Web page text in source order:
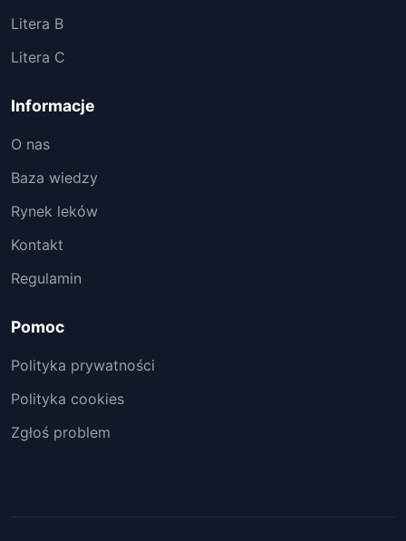
Litera B
Litera C
Informacje
O nas
Baza wiedzy
Rynek leków
Kontakt
Regulamin
Pomoc
Polityka prywatności
Polityka cookies
Zgłoś problem